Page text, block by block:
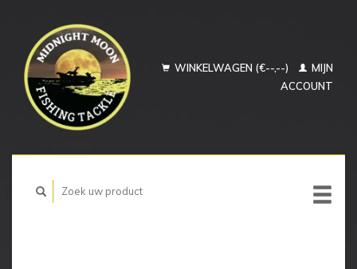
WINKELWAGEN (€--,--)
MIJN
ACCOUNT